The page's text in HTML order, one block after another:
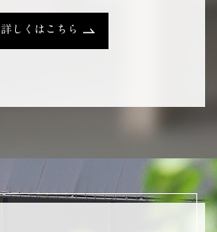
詳しくはこちら